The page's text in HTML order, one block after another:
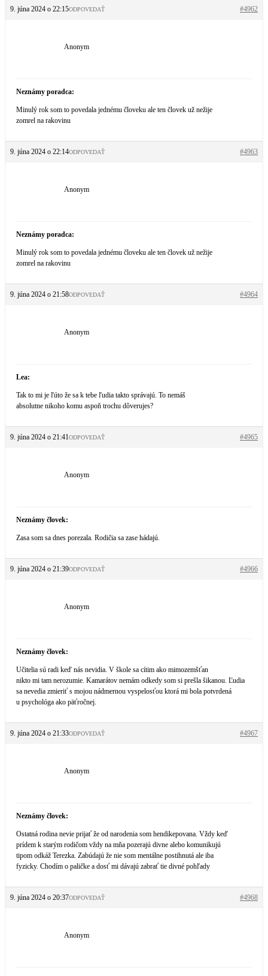
9. júna 2024 o 22:15 #4962
ODPOVEDAŤ
Anonym
Neznámy poradca:
Minulý rok som to povedala jednému človeku ale ten človek už nežije
zomrel na rakovinu
9. júna 2024 o 22:14 #4963
ODPOVEDAŤ
Anonym
Neznámy poradca:
Minulý rok som to povedala jednému človeku ale ten človek už nežije
zomrel na rakovinu
9. júna 2024 o 21:58 #4964
ODPOVEDAŤ
Anonym
Lea:
Tak to mi je ľúto že sa k tebe ľudia takto správajú. To nemáš
absolutne nikoho komu aspoň trochu dôverujes?
9. júna 2024 o 21:41 #4965
ODPOVEDAŤ
Anonym
Neznámy človek:
Zasa som sa dnes porezala. Rodičia sa zase hádajú.
9. júna 2024 o 21:39 #4966
ODPOVEDAŤ
Anonym
Neznámy človek:
Učitelia sú radi keď nás nevidia. V škole sa cítim ako mimozemšťan
nikto mi tam nerozumie. Kamarátov nemám odkedy som si prešla šikanou. Ľudia
sa nevedia zmieriť s mojou nádmernou vyspelosťou ktorá mi bola potvrdená
u psychológa ako päťročnej.
9. júna 2024 o 21:33 #4967
ODPOVEDAŤ
Anonym
Neznámy človek:
Ostatná rodina nevie prijať že od narodenia som hendikepovana. Vždy keď
prídem k starým rodičom vždy na mňa pozerajú divne alebo komunikujú
tipom odkáž Terezka. Zabúdajú že nie som mentálne postihnutá ale iba
fyzicky. Chodím o paličke a dosť mi dávajú zabrať tie divné pohľady
9. júna 2024 o 20:37 #4968
ODPOVEDAŤ
Anonym